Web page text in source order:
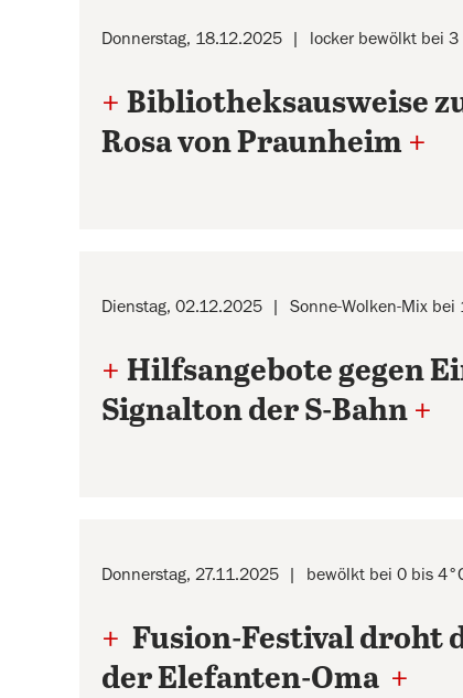
Donnerstag, 18.12.2025 locker bewölkt bei 3
+ Bibliotheksausweise
Rosa von Praunheim +
Dienstag, 02.12.2025 Sonne-Wolken-Mix bei
+ Hilfsangebote gegen
Signalton der S-Bahn +
Donnerstag, 27.11.2025 bewölkt bei 0 bis
+ Fusion-Festival droht
der Elefanten-Oma +